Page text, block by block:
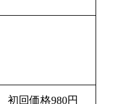
初回価格980円